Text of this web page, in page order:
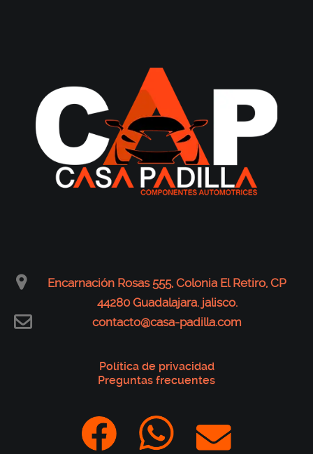
Encarnación Rosas 555, Colonia El Retiro, CP
44280 Guadalajara. jalisco.
contacto@casa-padilla.com
Política de privacidad
Preguntas frecuentes